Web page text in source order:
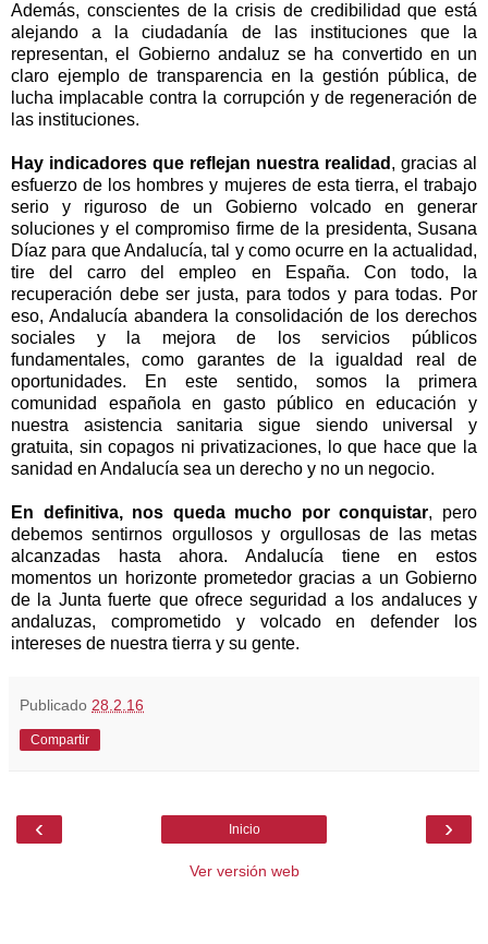
Además, conscientes de la crisis de credibilidad que está
alejando a la ciudadanía de las instituciones que la
representan, el Gobierno andaluz se ha convertido en un
claro ejemplo de transparencia en la gestión pública, de
lucha implacable contra la corrupción y de regeneración de
las instituciones.
Hay indicadores que reflejan nuestra realidad , gracias al
esfuerzo de los hombres y mujeres de esta tierra, el trabajo
serio y riguroso de un Gobierno volcado en generar
soluciones y el compromiso firme de la presidenta, Susana
Díaz para que Andalucía, tal y como ocurre en la actualidad,
tire del carro del empleo en España. Con todo, la
recuperación debe ser justa, para todos y para todas. Por
eso, Andalucía abandera la consolidación de los derechos
sociales y la mejora de los servicios públicos
fundamentales, como garantes de la igualdad real de
oportunidades. En este sentido, somos la primera
comunidad española en gasto público en educación y
nuestra asistencia sanitaria sigue siendo universal y
gratuita, sin copagos ni privatizaciones, lo que hace que la
sanidad en Andalucía sea un derecho y no un negocio.
En definitiva, nos queda mucho por conquistar, pero
debemos sentirnos orgullosos y orgullosas de las metas
alcanzadas hasta ahora. Andalucía tiene en estos
momentos un horizonte prometedor gracias a un Gobierno
de la Junta fuerte que ofrece seguridad a los andaluces y
andaluzas, comprometido y volcado en defender los
intereses de nuestra tierra y su gente.
Publicado 28.2.16
Compartir
‹ ›
Inicio
Ver versión web